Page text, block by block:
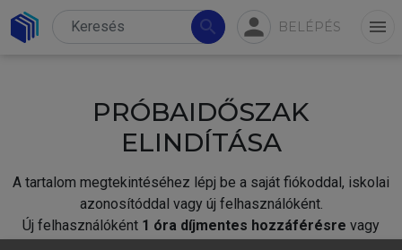
search person BELÉPÉS menu
PRÓBAIDŐSZAK
ELINDÍTÁSA
A tartalom megtekintéséhez lépj be a saját fiókoddal, iskolai
azonosítóddal vagy új felhasználóként.
Új felhasználóként 1 óra díjmentes hozzáférésre vagy